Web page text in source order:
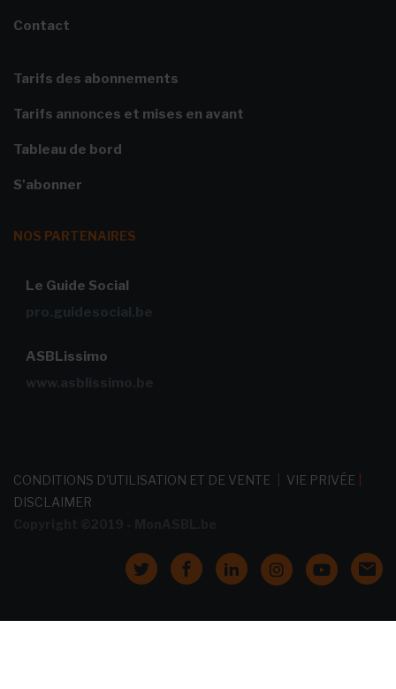
Contact
Tarifs des abonnements
Tarifs annonces et mises en avant
Tableau de bord
S'abonner
NOS PARTENAIRES
Le Guide Social
pro.guidesocial.be
ASBLissimo
www.asblissimo.be
CONDITIONS D'UTILISATION ET DE VENTE VIE PRIVÉE
DISCLAIMER